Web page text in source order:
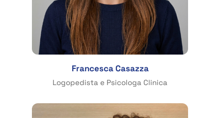
Francesca Casazza
Logopedista e Psicologa Clinica